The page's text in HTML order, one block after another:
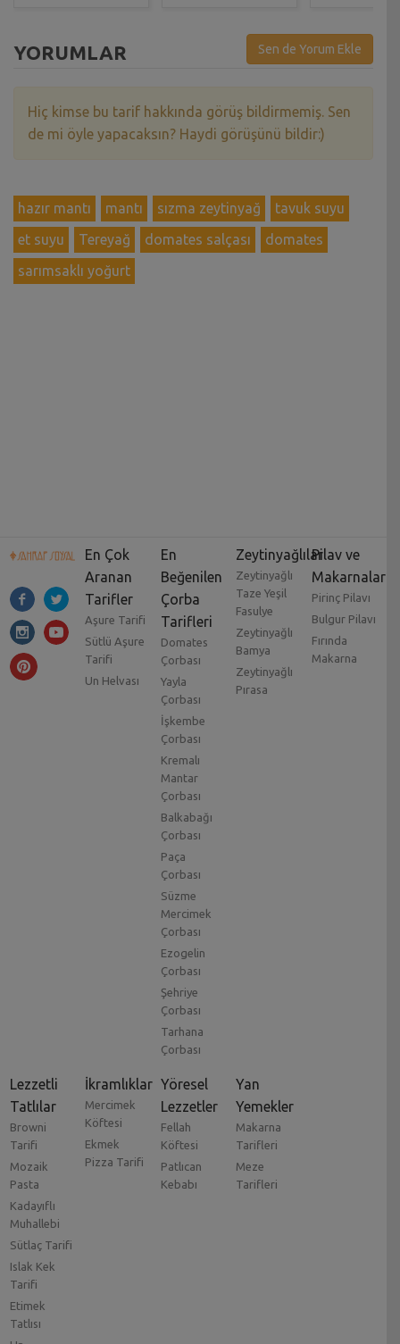
YORUMLAR Sen de Yorum Ekle
Hiç kimse bu tarif hakkında görüş bildirmemiş. Sen
de mi öyle yapacaksın? Haydi görüşünü bildir:)
hazır mantı mantı sızma zeytinyağ
tavuk suyu
et suyu
Tereyağ domates salçası
domates
sarımsaklı yoğurt
En Çok
Aranan
Tarifler
Aşure Tarifi
Sütlü Aşure
Tarifi
Un Helvası
En
Beğenilen
Çorba
Tarifleri
Domates
Çorbası
Yayla
Çorbası
İşkembe
Çorbası
Kremalı
Mantar
Çorbası
Balkabağı
Çorbası
Paça
Çorbası
Süzme
Mercimek
Çorbası
Ezogelin
Çorbası
Şehriye
Çorbası
Tarhana
Çorbası
Zeytinyağlılar
Zeytinyağlı
Taze Yeşil
Fasulye
Zeytinyağlı
Bamya
Zeytinyağlı
Pırasa
Pilav ve
Makarnalar
Pirinç Pilavı
Bulgur Pilavı
Fırında
Makarna
Lezzetli
Tatlılar
Browni
Tarifi
Mozaik
Pasta
Kadayıflı
Muhallebi
Sütlaç Tarifi
Islak Kek
Tarifi
Etimek
Tatlısı
İkramlıklar
Mercimek
Köftesi
Ekmek
Pizza Tarifi
Yöresel
Lezzetler
Fellah
Köftesi
Patlıcan
Kebabı
Yan
Yemekler
Makarna
Tarifleri
Meze
Tarifleri